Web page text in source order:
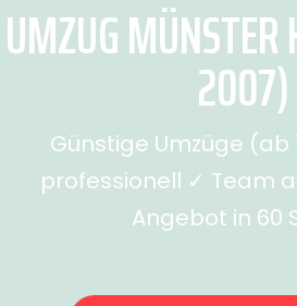
UMZUG MÜNSTER
2007)
Günstige Umzüge (ab
professionell ✓ Team
Angebot in 60